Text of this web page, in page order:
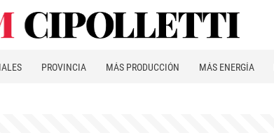
PROVINCIA MÁS PRODUCCIÓN MÁS ENERGÍA